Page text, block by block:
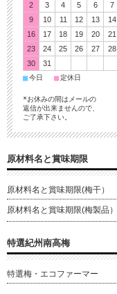
2
3 4 5 6 7
9
10 11 12 13 14
16
17 18 19 20 21
23
24 25 26 27 28
30
31
■今日 ■定休日
*お休みの間はメールの
返信が出来ませんので、
ご了承下さい。
原材料名と賞味期限
原材料名と賞味期限(梅干）
原材料名と賞味期限(梅製品）
特選紀州南高梅
特選梅・エコファーマー